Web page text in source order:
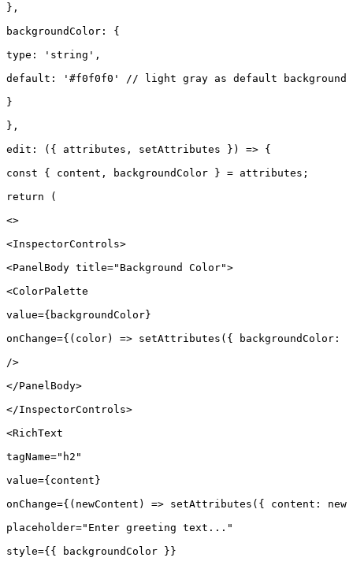
},
backgroundColor: {
type: 'string',
default: '#f0f0f0' // light gray as default background
}
},
edit: ({ attributes, setAttributes }) => {
const { content, backgroundColor } = attributes;
return (
<>
<InspectorControls>
<PanelBody title="Background Color">
<ColorPalette
value={backgroundColor}
onChange={(color) => setAttributes({
/>
</PanelBody>
</InspectorControls>
<RichText
tagName="h2"
value={content}
onChange={(newContent) => setAttributes({ content:
placeholder="Enter greeting text..."
style={{ backgroundColor }}